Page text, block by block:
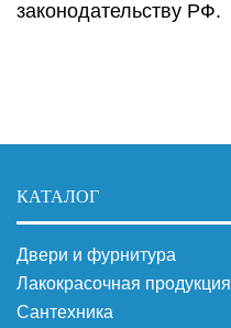
законодательству РФ.
КАТАЛОГ
Двери и фурнитура
Лакокрасочная продукция
Сантехника